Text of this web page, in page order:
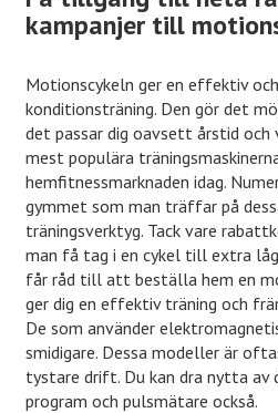
kampanjer till
Motionscykeln ger en effektiv
konditionsträning. Den gör det
det passar dig oavsett årstid och
mest populära
hemfitnessmarknaden idag.
gymmet som man träffar på
träningsverktyg. Tack vare
man få tag i en cykel till extra
får råd till att beställa hem en
ger dig en effektiv träning och
De som använder
smidigare. Dessa modeller är
tystare drift. Du kan dra nytta av
program och pulsmätare också.